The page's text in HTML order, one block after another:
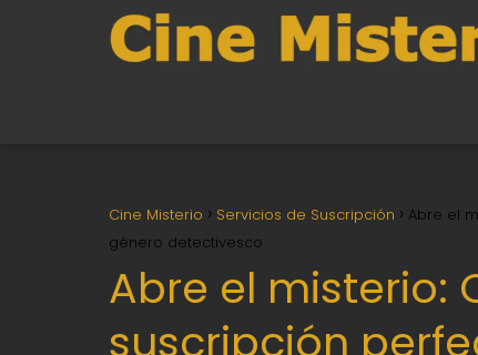
Cine Misterio Servicios de Suscripción
Abre el
género detectivesco
Abre el misterio:
suscripción